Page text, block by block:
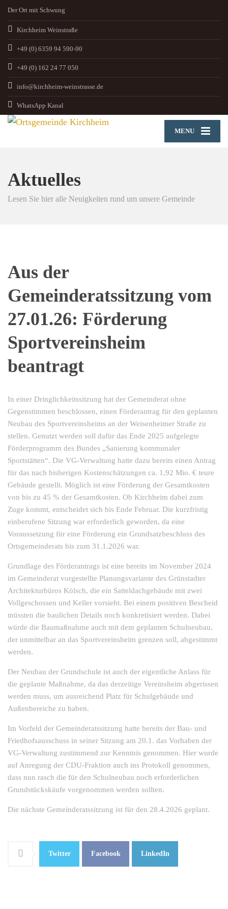
Der Ort mit Schwung
Kirchheim Weinstraße
+49 (0) 6359 94 590-90
+49 (0) 162 24 77 050
info@kirchheim-weinstrasse.de
WhatsApp Kanal
MENU
Aktuelles
Lesen Sie hier alle Neuigkeiten rund um unsere Gemeinde
Aus der
Gemeinderatssitzung vom
27.01.26: Förderung
Sportvereinsheim
beantragt
In einer Dringlichkeitssitzung hat der Gemeinderat ohne
Gegenstimmen beschlossen, einen Förderantrag für den geplanten
Neubau des Sportvereinsheims an der Weisenheimer Straße zu
stellen. Genutzt werden soll dafür das Ende 2025 aufgelegte
Förderprogramm des Bundes „Sanierung kommunaler
Sportstätten“. Die VG-Verwaltung hatte dazu bereits einen Antrag
für das nach bisherigen Kostenschätzungen ca. 1,92 Mio. € teure
Gebäude gestellt. Möglich ist eine Förderung der Gesamtkosten
von bis zu 45 % der Gesamtkosten. Ob Kirchheim dabei zum
Zuge kommt, entscheidet sich bis Ende Februar. Die kurzfristig
einberufene Sitzung war erforderlich geworden, da eine
Voraussetzung für eine Förderung ein Grundsatzbeschluss des
Ortsgemeinderats bis zum 31.1.2026 war.
Grundlage des Förderantrags ist eine bereits im November 2024
im Gemeinderat vorgestellte Planungsvariante des Grünstadter
Architekturbüros Kölsch, die ein Satteldachgebäude mit zwei
Vollgeschossen und Keller vorsieht. Bei einem positiven Bescheid
müssten die baulichen Details noch konkretisiert werden. Dabei
würde die Baumaßnahme auch mit dem geplanten Schulneubau,
der unmittelbar an das Sportvereinsheim grenzen soll, abgestimmt
werden.
Der Neubau der Grundschule ist auch der eigentliche Anlass für
die geplante Maßnahme, da das derzeitige Vereinsheim abgerissen
werden muss, um ausreichend Platz für Schulgebäude und
Außenbereiche zu haben.
Im Vorfeld der Gemeinderatssitzung hatte bereits der Bau- und
Friedhofsausschuss in seiner Sitzung am 20.1. das Vorhaben der
VG-Verwaltung zustimmend zur Kenntnis genommen. Hier wurde
auf Anregung der CDU-Fraktion auch ins Protokoll genommen,
dass nun rasch die für den Schulneubau noch erforderlichen
Grundstückskäufe vorgenommen werden sollten.
Die nächste Gemeinderatssitzung ist für den 28.4.2026 geplant.
Twitter Facebook LinkedIn